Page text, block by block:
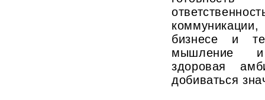
бизнесе и
мышление и
здоровая
добиваться